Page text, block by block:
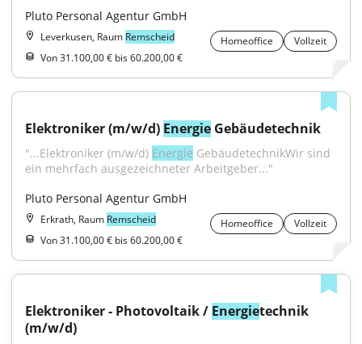
Pluto Personal Agentur GmbH
Leverkusen, Raum Remscheid Homeoffice
Vollzeit
Von 31.100,00 € bis 60.200,00 €
Elektroniker (m/w/d) Energie Gebäudetechnik
"...Elektroniker (m/w/d) Energie GebäudetechnikWir sind
ein mehrfach ausgezeichneter Arbeitgeber..."
Pluto Personal Agentur GmbH
Erkrath, Raum Remscheid Homeoffice
Vollzeit
Von 31.100,00 € bis 60.200,00 €
Elektroniker - Photovoltaik / Energietechnik
(m/w/d)